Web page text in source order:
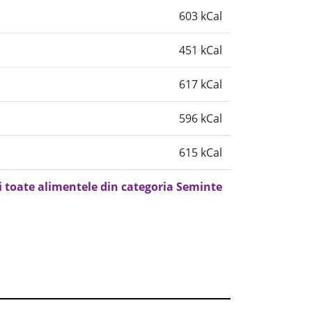
603 kCal
451 kCal
617 kCal
596 kCal
615 kCal
toate alimentele din categoria Seminte